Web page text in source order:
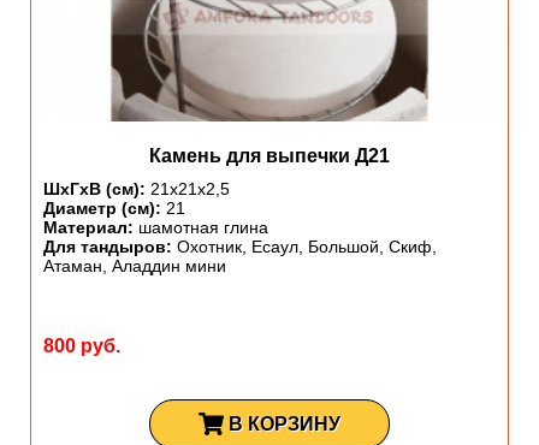
Камень для выпечки Д21
ШхГхВ (см): 21х21х2,5
Диаметр (см): 21
Материал: шамотная глина
Для тандыров: Охотник, Есаул, Большой, Скиф,
Атаман, Аладдин мини
800 руб.
В КОРЗИНУ